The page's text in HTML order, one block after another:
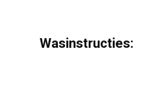
Wasinstructies: